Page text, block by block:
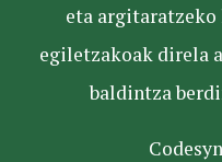
eta argitaratzeko
egiletzakoak direla
baldintza